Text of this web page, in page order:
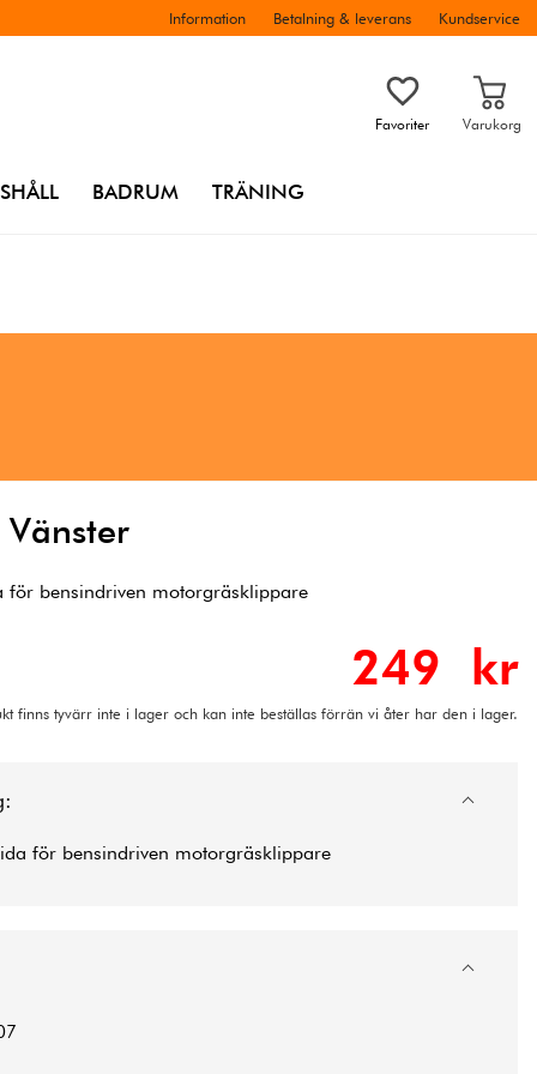
Information Betalning & leverans Kundservice
Favoriter Varukorg
BADRUM TRÄNING
för bensindriven motorgräsklippare
249 kr
finns tyvärr inte i lager och kan inte beställas förrän vi åter har den i lager.
för bensindriven motorgräsklippare